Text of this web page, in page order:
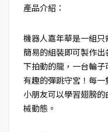
產品介紹：
機器人嘉年華是一組
簡易的組裝即可製作
下拍動的龍，一台輪
有趣的彈跳守宮！每一
小朋友可以學習翅膀
械動態。